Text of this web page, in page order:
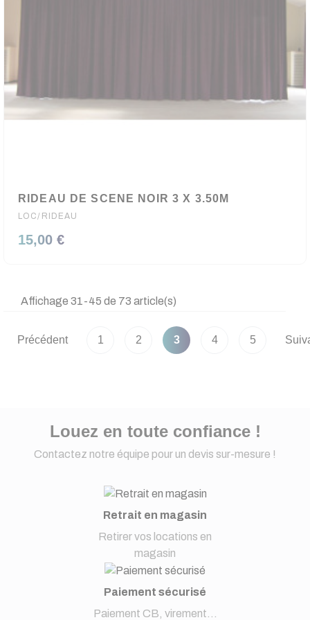
RIDEAU DE SCENE NOIR 3 X 3.50M
LOC/RIDEAU
15,00 €
Affichage 31-45 de 73 article(s)
Précédent 1 2 3 4 5
Louez en toute confiance !
Contactez notre équipe pour un devis sur-mesure !
Retrait en magasin
Retirer vos locations en
magasin
Paiement sécurisé
Paiement CB, virement...